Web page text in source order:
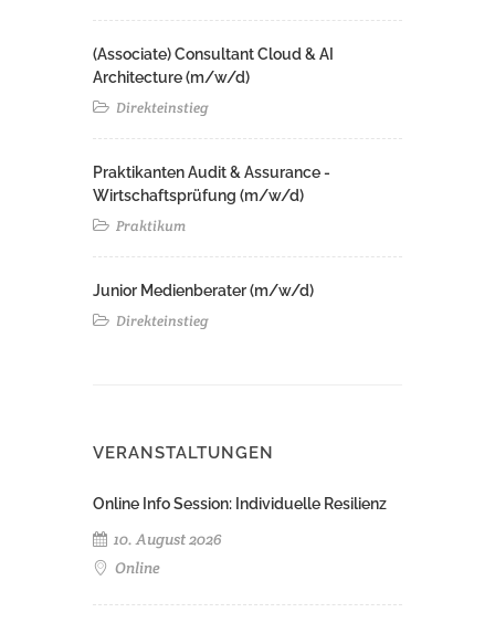
(Associate) Consultant Cloud & AI
Architecture (m/w/d)​ ​
Direkteinstieg
Praktikanten Audit & Assurance -
Wirtschaftsprüfung (m/w/d)
Praktikum
Junior Medienberater (m/w/d)
Direkteinstieg
VERANSTALTUNGEN
Online Info Session: Individuelle Resilienz
10. August 2026
Online